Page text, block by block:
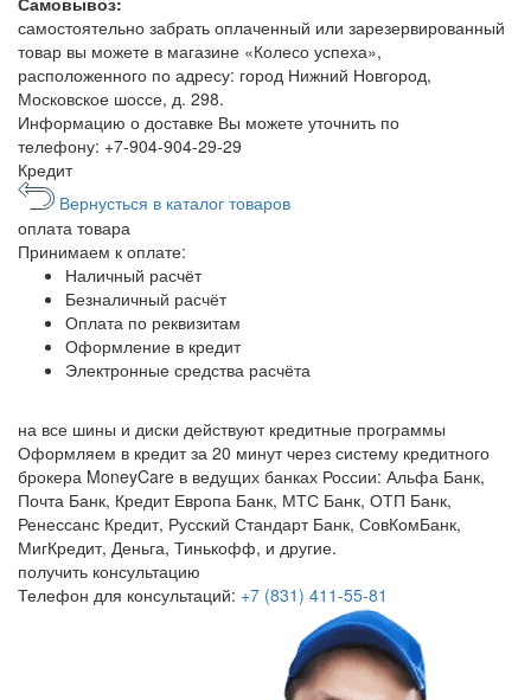
самостоятельно забрать оплаченный или зарезервированный
товар вы можете в магазине «Колесо успеха»,
расположенного по адресу: город Нижний Новгород,
Московское шоссе, д. 298.
Информацию о доставке Вы можете уточнить по
телефону: +7-904-904-29-29
Кредит
Вернусться в каталог товаров
оплата товара
Принимаем к оплате:
Наличный расчёт
Безналичный расчёт
Оплата по реквизитам
Оформление в кредит
Электронные средства расчёта
на все шины и диски действуют кредитные программы
Оформляем в кредит за 20 минут через систему кредитного
брокера MoneyCare в ведущих банках России: Альфа Банк,
Почта Банк, Кредит Европа Банк, МТС Банк, ОТП Банк,
Ренессанс Кредит, Русский Стандарт Банк, СовКомБанк,
МигКредит, Деньга, Тинькофф, и другие.
получить консультацию
Телефон для консультаций: +7 (831) 411-55-81